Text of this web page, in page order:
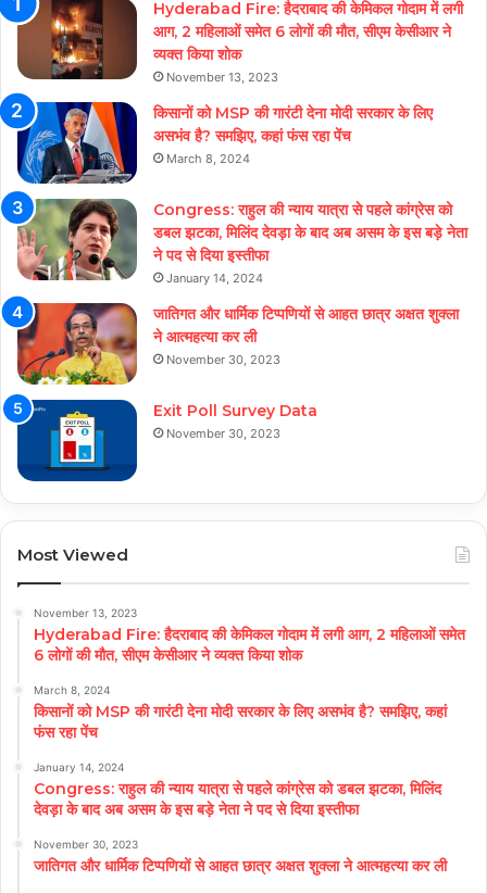
Hyderabad Fire: हैदराबाद की केमिकल गोदाम में लगी
आग, 2 महिलाओं समेत 6 लोगों की मौत, सीएम केसीआर ने
व्यक्त किया शोक
November 13, 2023
किसानों को MSP की गारंटी देना मोदी सरकार के लिए
असभंव है? समझिए, कहां फंस रहा पेंच
March 8, 2024
Congress: राहुल की न्याय यात्रा से पहले कांग्रेस को
डबल झटका, मिलिंद देवड़ा के बाद अब असम के इस बड़े नेता
ने पद से दिया इस्तीफा
January 14, 2024
जातिगत और धार्मिक टिप्पणियों से आहत छात्र अक्षत शुक्ला
ने आत्महत्या कर ली
November 30, 2023
Exit Poll Survey Data
November 30, 2023
Most Viewed
November 13, 2023
Hyderabad Fire: हैदराबाद की केमिकल गोदाम में लगी आग, 2 महिलाओं समेत
6 लोगों की मौत, सीएम केसीआर ने व्यक्त किया शोक
March 8, 2024
किसानों को MSP की गारंटी देना मोदी सरकार के लिए असभंव है? समझिए, कहां
फंस रहा पेंच
January 14, 2024
Congress: राहुल की न्याय यात्रा से पहले कांग्रेस को डबल झटका, मिलिंद
देवड़ा के बाद अब असम के इस बड़े नेता ने पद से दिया इस्तीफा
November 30, 2023
जातिगत और धार्मिक टिप्पणियों से आहत छात्र अक्षत शुक्ला ने आत्महत्या कर ली